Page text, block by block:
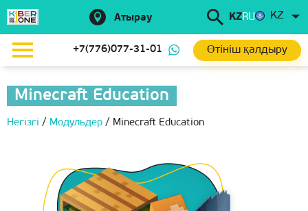
Атырау KZRU KZ
+7(776)077-31-01 Өтініш қалдыру
Minecraft Education
Негізгі / Модульдер / Minecraft Education